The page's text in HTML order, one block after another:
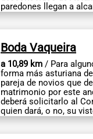
paredones llegan a
Boda Vaqueira
a 10,89 km / Para
forma más asturiana
pareja de novios que
matrimonio por este
deberá solicitarlo al
quien dará, o no, su